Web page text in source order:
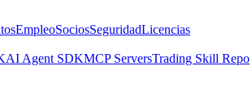
EmpleoSociosSeguridadLicencias
AI Agent SDKMCP ServersTrading Skill Repo